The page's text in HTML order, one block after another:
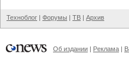
Техноблог | Форумы | ТВ | Архив
Об издании | Реклама |